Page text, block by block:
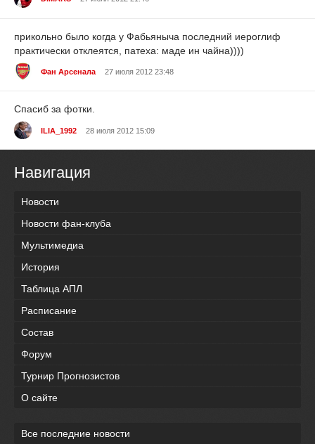
прикольно было когда у Фабьяныча последний иероглиф
практически отклеятся, патеха: маде ин чайна))))
Фан Арсенала 27 июля 2012 23:48
Спасиб за фотки.
ILIA_1992 28 июля 2012 15:09
Навигация
Новости
Новости фан-клуба
Мультимедиа
История
Таблица АПЛ
Расписание
Состав
Форум
Турнир Прогнозистов
О сайте
Все последние новости